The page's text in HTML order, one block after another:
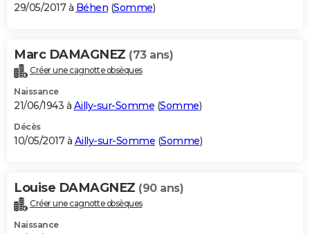
29/05/2017 à Béhen (Somme)
Marc DAMAGNEZ (73 ans)
Créer une cagnotte obsèques
Naissance
21/06/1943 à Ailly-sur-Somme (Somme)
Décès
10/05/2017 à Ailly-sur-Somme (Somme)
Louise DAMAGNEZ (90 ans)
Créer une cagnotte obsèques
Naissance